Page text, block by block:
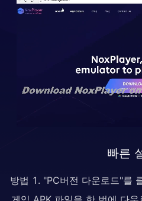
빠른
방법 1. "PC버전 다운로드"를